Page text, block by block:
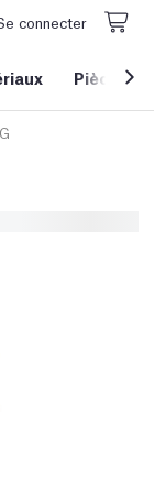
connecter
Pièces&